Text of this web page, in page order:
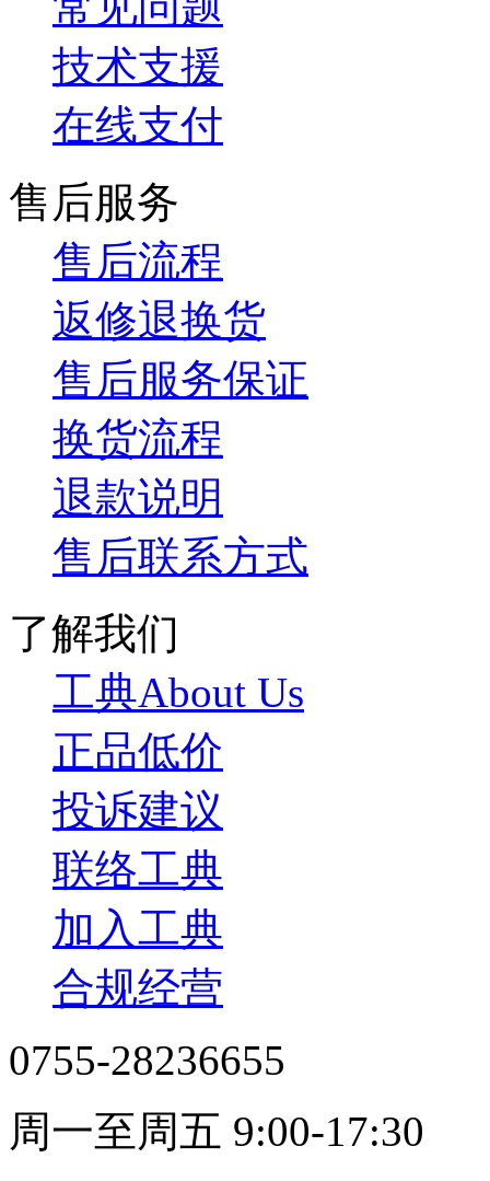
技术支援
在线支付
售后服务
售后流程
返修退换货
售后服务保证
换货流程
退款说明
售后联系方式
了解我们
工典About Us
正品低价
投诉建议
联络工典
加入工典
合规经营
0755-28236655
周一至周五 9:00-17:30